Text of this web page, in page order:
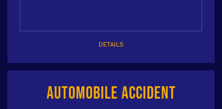
DETAILS
Automobile Accident